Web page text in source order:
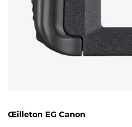
Œilleton EG Canon